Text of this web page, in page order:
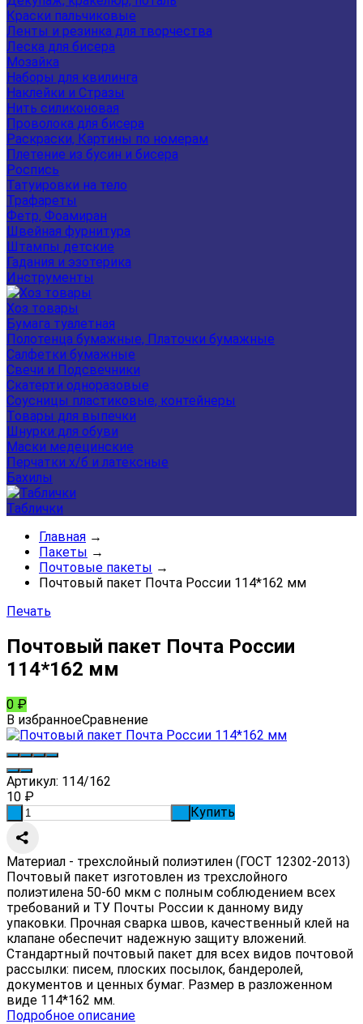
Краски пальчиковые
Ленты и резинка для творчества
Леска для бисера
Мозайка
Наборы для квилинга
Наклейки и Стразы
Нить силиконовая
Проволока для бисера
Раскраски, Картины по номерам
Плетение из бусин и бисера
Роспись
Татуировки на тело
Трафареты
Фетр, Фоамиран
Швейная фурнитура
Штампы детские
Гадания и эзотерика
Инструменты
Хоз товары
Бумага туалетная
Полотенца бумажные, Платочки бумажные
Салфетки бумажные
Свечи и Подсвечники
Скатерти одноразовые
Соусницы пластиковые, контейнеры
Товары для выпечки
Шнурки для обуви
Маски медецинские
Перчатки х/б и латексные
Бахилы
Таблички
Главная →
Пакеты →
Почтовые пакеты →
Почтовый пакет Почта России 114*162 мм
Печать
Почтовый пакет Почта России
114*162 мм
0 ₽
В избранноеСравнение
Артикул: 114/162
10 ₽
Купить
Материал - трехслойный полиэтилен (ГОСТ 12302-2013)
Почтовый пакет изготовлен из трехслойного
полиэтилена 50-60 мкм с полным соблюдением всех
требований и ТУ Почты России к данному виду
упаковки. Прочная сварка швов, качественный клей на
клапане обеспечит надежную защиту вложений.
Стандартный почтовый пакет для всех видов почтовой
рассылки: писем, плоских посылок, бандеролей,
документов и ценных бумаг. Размер в разложенном
виде 114*162 мм.
Подробное описание